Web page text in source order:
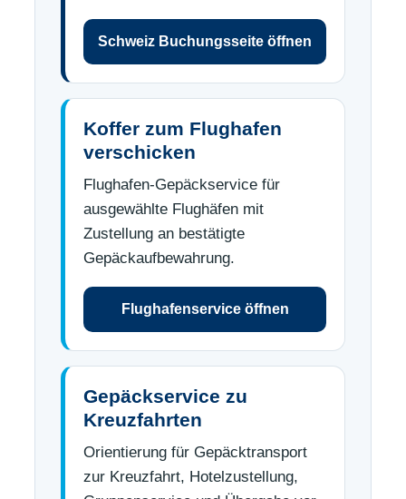
Schweiz Buchungsseite öffnen
Koffer zum Flughafen
verschicken
Flughafen-Gepäckservice für
ausgewählte Flughäfen mit
Zustellung an bestätigte
Gepäckaufbewahrung.
Flughafenservice öffnen
Gepäckservice zu
Kreuzfahrten
Orientierung für Gepäcktransport
zur Kreuzfahrt, Hotelzustellung,